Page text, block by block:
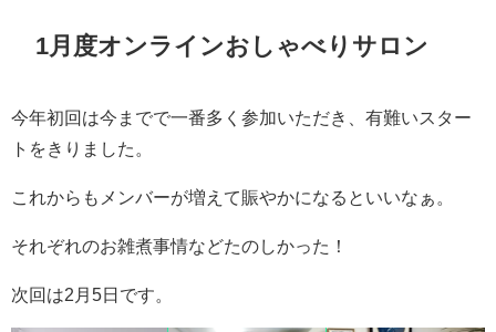
1月度オンラインおしゃべりサロン
今年初回は今までで一番多く参加いただき、有難いスター
トをきりました。
これからもメンバーが増えて賑やかになるといいなぁ。
それぞれのお雑煮事情などたのしかった！
次回は2月5日です。